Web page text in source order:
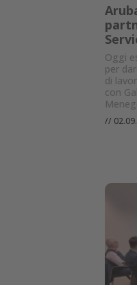
Oggi
per
di
con
//